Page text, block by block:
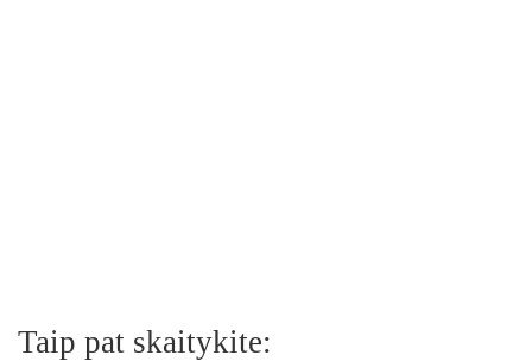
Taip pat skaitykite: